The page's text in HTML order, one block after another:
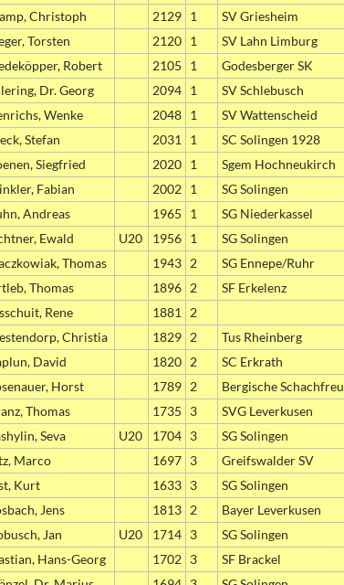
Christoph 2129 1
SV Griesheim
Torsten 2120 1
SV Lahn Limburg
Robert 2105 1
Godesberger SK
Dr. Georg 2094 1
SV Schlebusch
Wenke 2048 1
SV Wattenscheid
Stefan 2031 1
SC Solingen 1928
Siegfried 2020 1
Sgem Hochneukirch
Fabian 2002 1
SG Solingen
Andreas 1965 1
SG Niederkassel
Ewald U20 1956 1
SG Solingen
Thomas 1943 2
SG Ennepe/Ruhr
Thomas 1896 2
SF Erkelenz
Rene 1881 2
Christia 1829 2
Tus Rheinberg
David 1820 2
SC Erkrath
Horst 1789 2
Bergische Schachfreu
Thomas 1735 3
SVG Leverkusen
Seva U20 1704 3
SG Solingen
Marco 1697 3
Greifswalder SV
Kurt 1633 3
SG Solingen
Jens 1813 2
Bayer Leverkusen
Jan U20 1714 3
SG Solingen
Hans-Georg 1702 3
SF Brackel